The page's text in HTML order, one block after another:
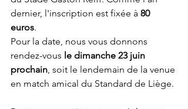
dernier, l'inscription est fixée à 80
euros.
Pour la date, nous vous donnons
rendez-vous le dimanche 23 juin
prochain, soit le lendemain de la venue
en match amical du Standard de Liège.